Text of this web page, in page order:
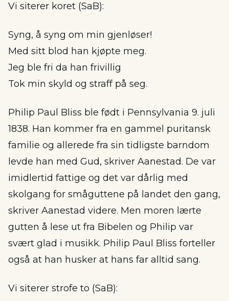
Vi siterer koret (SaB):
Syng, å syng om min gjenløser!
Med sitt blod han kjøpte meg.
Jeg ble fri da han frivillig
Tok min skyld og straff på seg.
Philip Paul Bliss ble født i Pennsylvania 9. juli
1838. Han kommer fra en gammel puritansk
familie og allerede fra sin tidligste barndom
levde han med Gud, skriver Aanestad. De var
imidlertid fattige og det var dårlig med
skolgang for småguttene på landet den gang,
skriver Aanestad videre. Men moren lærte
gutten å lese ut fra Bibelen og Philip var
svært glad i musikk. Philip Paul Bliss forteller
også at han husker at hans far alltid sang.
Vi siterer strofe to (SaB):